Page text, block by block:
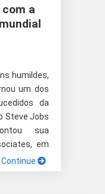
a
humildes,
um dos
da
Steve Jobs
sua
em
Continue